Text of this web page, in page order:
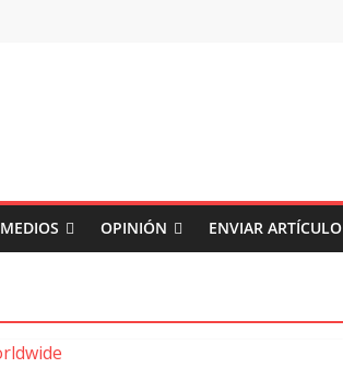
MEDIOS OPINIÓN ENVIAR ARTÍCULO